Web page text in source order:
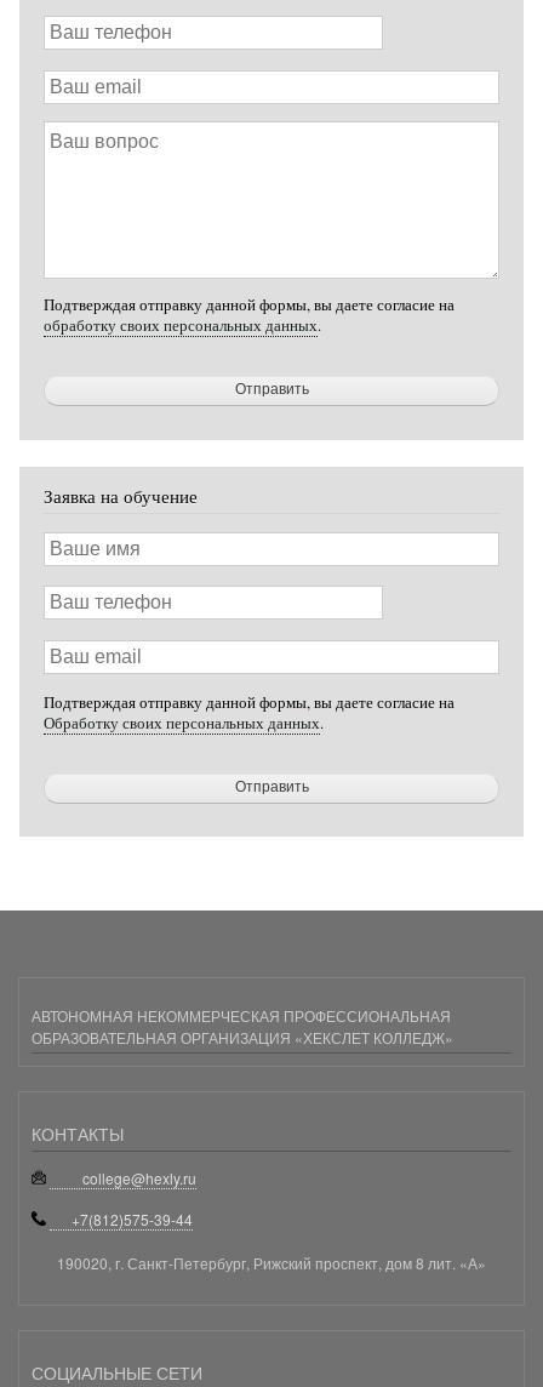
Ваш
телефон
Ваш
email
Ваш
вопрос
Подтверждая отправку данной формы, вы даете согласие на
обработку своих персональных данных.
Заявка на обучение
Ваше
имя
Ваш
телефон
Ваш
email
Подтверждая отправку данной формы, вы даете согласие на
Обработку своих персональных данных.
АВТОНОМНАЯ НЕКОММЕРЧЕСКАЯ ПРОФЕССИОНАЛЬНАЯ
ОБРАЗОВАТЕЛЬНАЯ ОРГАНИЗАЦИЯ «ХЕКСЛЕТ КОЛЛЕДЖ»
КОНТАКТЫ
college@hexly.ru
+7(812)575-39-44
190020, г. Санкт-Петербург, Рижский проспект, дом 8 лит. «А»
СОЦИАЛЬНЫЕ СЕТИ